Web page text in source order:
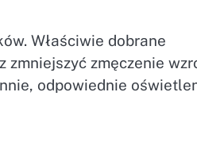
Właściwie dobrane
zmęczenie
odpowiednie